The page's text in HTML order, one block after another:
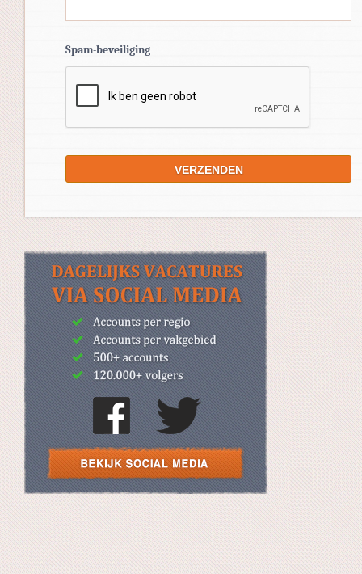
Spam-beveiliging